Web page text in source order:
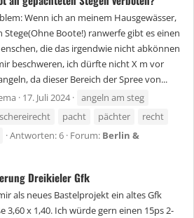
Wenn ich an meinem Hausgewässer,
Stege(Ohne Boote!) ranwerfe gibt es einen
die das irgendwie nicht abkönnen
beschweren, ich dürfte nicht X m vor
da dieser Bereich der Spree von...
17. Juli 2024
angeln am steg
pacht pächter
recht
Antworten: 6 Forum: Berlin &
Dreikieler Gfk
als neues Bastelprojekt ein altes Gfk
3,60 x 1,40. Ich würde gern einen 15ps 2-